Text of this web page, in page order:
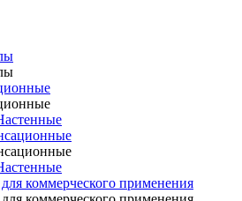
коммерческого применения